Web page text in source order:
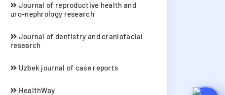
Journal of reproductive health and
uro-nephrology research
Journal of dentistry and craniofacial
research
Uzbek journal of case reports
HealthWay